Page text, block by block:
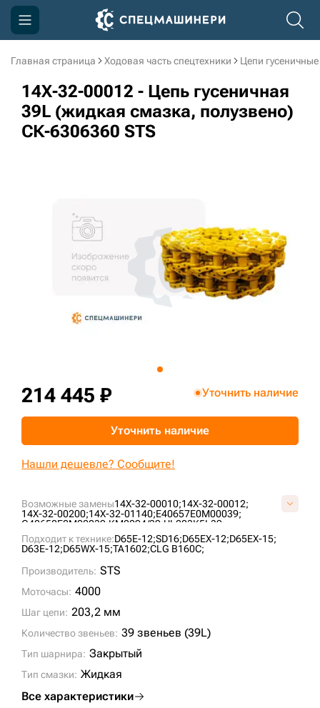
Главная страница Ходовая часть спецтехники Цепи гусеничные
14X-32-00012 - Цепь гусеничная
39L (жидкая смазка, полузвено)
СК-6306360 STS
Возможные замены14X-32-00010;14X-32-00012;
14X-32-00200;14X-32-01140;E40657E0M00039;
G40650E0M00039;KM2094/39;UL203K5L39;
VG4065E039;
Подходит к технике:D65E-12;SD16;D65EX-12;D65EX-15;
D63E-12;D65WX-15;TA1602;CLG B160C;
Производитель: STS
Моточасы: 4000
Шаг цепи: 203,2 мм
Количество звеньев: 39 звеньев (39L)
Тип шарнира: Закрытый
Тип смазки: Жидкая
Все характеристики
214 445 ₽ Уточнить наличие
Уточнить наличие
Нашли дешевле? Сообщите!
Компания
Акции
Доставка и оплата
3D тур по производству